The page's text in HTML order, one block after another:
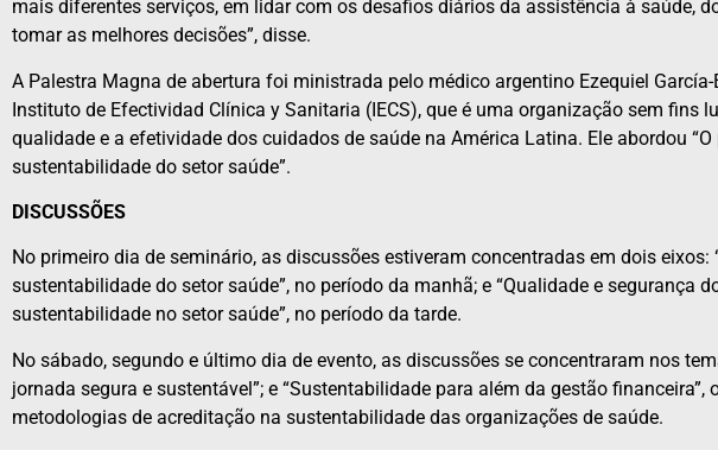
mais diferentes serviços, em lidar com os desafios diários da assistência à saúde,
tomar as melhores decisões”, disse.
A Palestra Magna de abertura foi ministrada pelo médico argentino Ezequiel
Instituto de Efectividad Clínica y Sanitaria (IECS), que é uma organização sem fins
qualidade e a efetividade dos cuidados de saúde na América Latina. Ele abordou
sustentabilidade do setor saúde”.
DISCUSSÕES
No primeiro dia de seminário, as discussões estiveram concentradas em dois eixos:
sustentabilidade do setor saúde”, no período da manhã; e “Qualidade e segurança
sustentabilidade no setor saúde”, no período da tarde.
No sábado, segundo e último dia de evento, as discussões se concentraram nos
jornada segura e sustentável”; e “Sustentabilidade para além da gestão
metodologias de acreditação na sustentabilidade das organizações de saúde.